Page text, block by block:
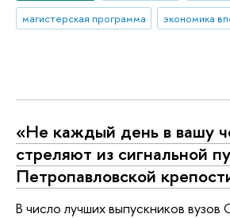
магистерская программа
экономика
«Не каждый день в вашу
стреляют из сигнальной
Петропавловской
В число лучших выпускников вузов